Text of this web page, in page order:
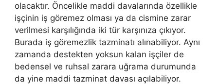
olacaktır. Öncelikle maddi davalarında özellikle
işçinin iş göremez olması ya da cismine zarar
verilmesi karşılığında iki tür karşınıza çıkıyor.
Burada iş göremezlik tazminatı alınabiliyor. Aynı
zamanda destekten yoksun kalan işçiler de
bedensel ve ruhsal zarara uğrama durumunda
da yine maddi tazminat davası açılabiliyor.